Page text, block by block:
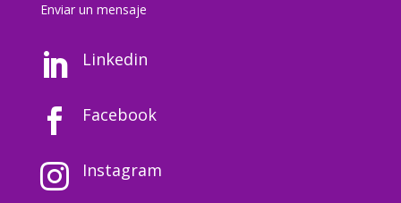
Enviar un mensaje
 Linkedin
 Facebook
 Instagram